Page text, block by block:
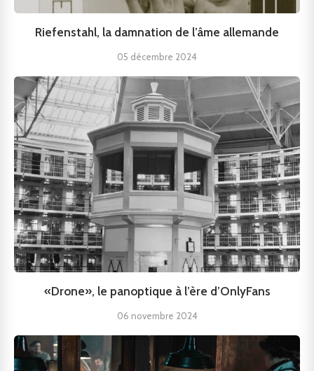
Riefenstahl, la damnation de l’âme allemande
05 décembre 2024
«Drone», le panoptique à l’ère d’OnlyFans
06 novembre 2024